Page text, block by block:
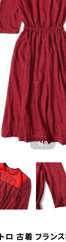
1/9
ロ 古着 フラン